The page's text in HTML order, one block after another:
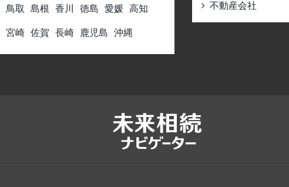
鳥取 島根 香川 徳島 愛媛 高知
宮崎 佐賀 長崎 鹿児島 沖縄
不動産会社